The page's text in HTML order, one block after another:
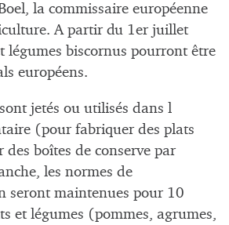
la commissaire européenne
A partir du 1er juillet
légumes biscornus pourront être
européens.
jetés ou utilisés dans l
(pour fabriquer des plats
boîtes de conserve par
les normes de
seront maintenues pour 10
et légumes (pommes, agrumes,